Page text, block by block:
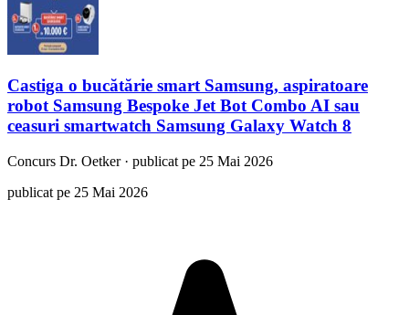
Castiga o bucătărie smart Samsung, aspiratoare
robot Samsung Bespoke Jet Bot Combo AI sau
ceasuri smartwatch Samsung Galaxy Watch 8
Concurs Dr. Oetker· publicat pe 25 Mai 2026
publicat pe 25 Mai 2026